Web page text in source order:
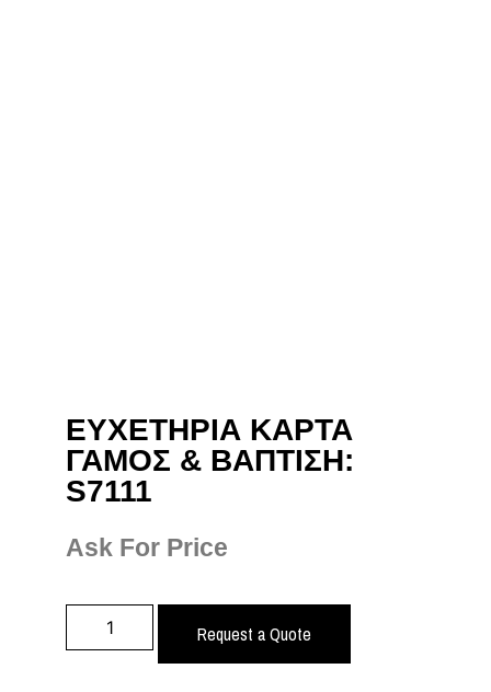
ΕΥΧΕΤΗΡΙΑ ΚΑΡΤΑ
ΓΑΜΟΣ & ΒΑΠΤΙΣΗ:
S7111
Ask For Price
Request a Quote